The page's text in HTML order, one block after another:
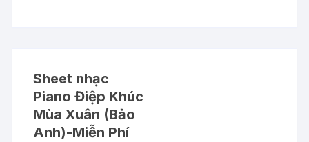
Sheet nhạc
Piano Điệp Khúc
Mùa Xuân (Bảo
Anh)-Miễn Phí